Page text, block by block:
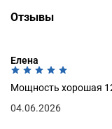
Отзывы
Елена
Мощность хорошая
04.06.2026